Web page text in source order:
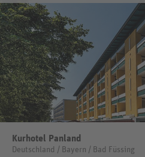
Kurhotel Panland
Deutschland / Bayern / Bad Füssing